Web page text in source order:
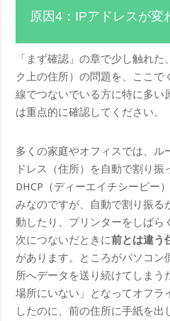
原因4：IPアドレスが変
「まず確認」の章で少し触れ
ク上の住所）の問題を、ここで
線でつないでいる方に特に多い
は重点的に確認してください。
多くの家庭やオフィスでは、ル
ドレス（住所）を自動で割り
DHCP（ディーエイチシーピー
みなのですが、自動で割り振る
動したり、プリンターをしばら
次につないだときに前とは違う
があります。ところがパソコン
所へデータを送り続けてしまう
場所にいない」となってオフラ
したのに、前の住所に手紙を